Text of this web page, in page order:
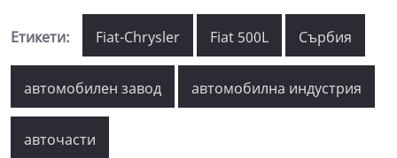
Етикети: Fiat-Chrysler Fiat 500L Сърбия
автомобилен завод автомобилна индустрия
авточасти